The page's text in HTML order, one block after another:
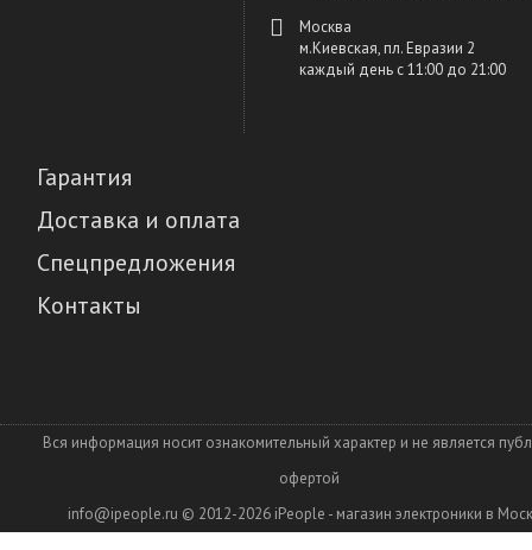
Москва
м.Киевская, пл. Евразии 2
каждый день c 11:00 до 21:00
Гарантия
Доставка и оплата
Спецпредложения
Контакты
Вся информация носит ознакомительный характер и не является
офертой
info@ipeople.ru © 2012-2026 iPeople - магазин электроники в